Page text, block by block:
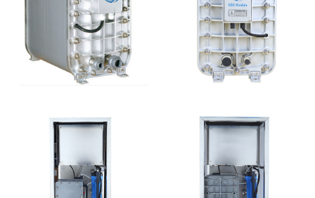
麦克尼斯EDI模块维修 EDI超纯水处理设备